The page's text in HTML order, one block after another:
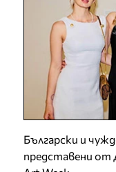
Български и
представени от